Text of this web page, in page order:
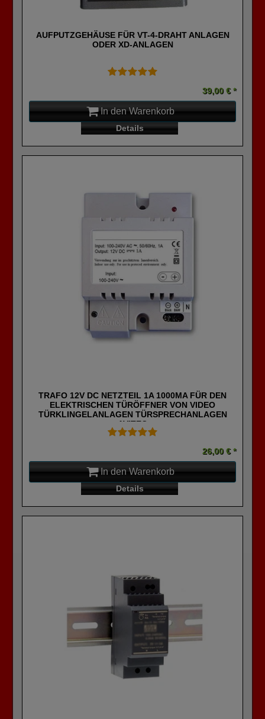
AUFPUTZGEHÄUSE FÜR VT-4-DRAHT ANLAGEN
ODER XD-ANLAGEN
39,00 € *
In den Warenkorb
Details
TRAFO 12V DC NETZTEIL 1A 1000MA FÜR DEN
ELEKTRISCHEN TÜRÖFFNER VON VIDEO
TÜRKLINGELANLAGEN TÜRSPRECHANLAGEN
AVITEC
26,00 € *
In den Warenkorb
Details